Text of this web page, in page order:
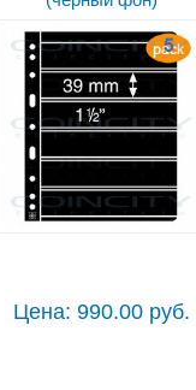
Цена: 990.00 руб.